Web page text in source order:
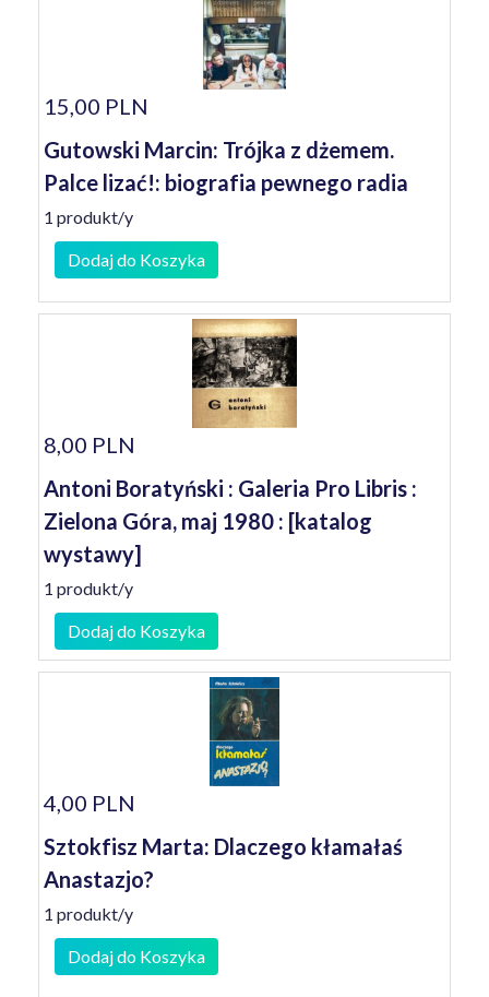
15,00 PLN
Gutowski Marcin: Trójka z dżemem.
Palce lizać!: biografia pewnego radia
1 produkt/y
Dodaj do Koszyka
8,00 PLN
Antoni Boratyński : Galeria Pro Libris :
Zielona Góra, maj 1980 : [katalog
wystawy]
1 produkt/y
Dodaj do Koszyka
4,00 PLN
Sztokfisz Marta: Dlaczego kłamałaś
Anastazjo?
1 produkt/y
Dodaj do Koszyka